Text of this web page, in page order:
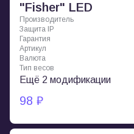
"Fisher" LED
Производитель
Защита IP
Гарантия
Артикул
Валюта
Тип весов
Ещё 2 модификации
98 ₽